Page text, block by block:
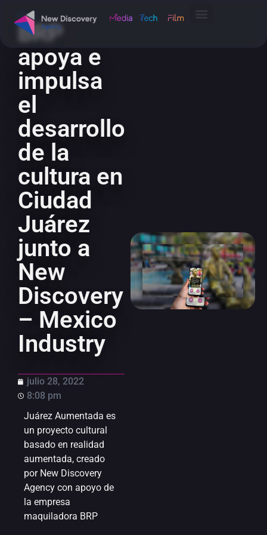
Blog
BRP
apoya e
impulsa
el
desarrollo
de la
cultura en
Ciudad
Juárez
junto a
New
Discovery
– Mexico
Industry
julio 28, 2022
8:08 pm
Juárez Aumentada es
un proyecto cultural
basado en realidad
aumentada, creado
por New Discovery
Agency con apoyo de
la empresa
maquiladora BRP